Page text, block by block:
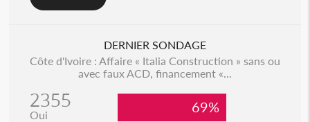
DERNIER SONDAGE
Côte d'Ivoire : Affaire « Italia Construction » sans ou
avec faux ACD, financement «...
2355
Oui 69%